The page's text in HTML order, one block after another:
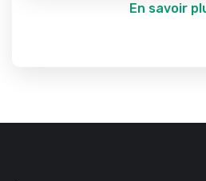
En savoir